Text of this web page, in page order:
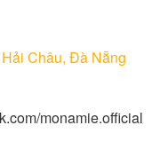
Châu, Đà Nẵng
monamie.official